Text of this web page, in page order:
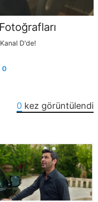
D'de!
0
0 kez görüntülendi